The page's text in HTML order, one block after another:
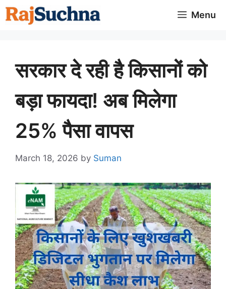
Skip
to
Menu
सरकार दे रही है किसानों को
बड़ा फायदा! अब मिलेगा
25% पैसा वापस
March 18, 2026 by Suman